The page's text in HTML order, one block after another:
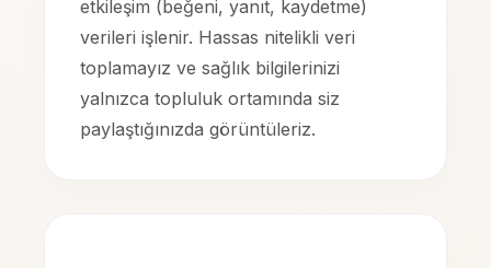
etkileşim (beğeni, yanıt, kaydetme)
verileri işlenir. Hassas nitelikli veri
toplamayız ve sağlık bilgilerinizi
yalnızca topluluk ortamında siz
paylaştığınızda görüntüleriz.